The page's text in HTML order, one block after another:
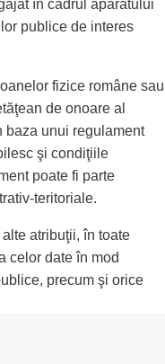
în cadrul aparatului
publice de interes
fizice române sau
de onoare al
baza unui regulament
şi condiţiile
poate fi parte
teritoriale.
atribuţii, în toate
celor date în mod
precum şi orice